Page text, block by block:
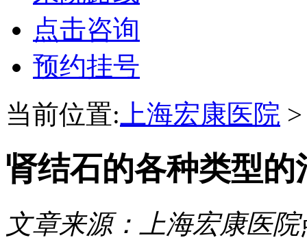
点击咨询
预约挂号
当前位置: 上海宏康医院
肾结石的各种类型
文章来源：上海宏康医院